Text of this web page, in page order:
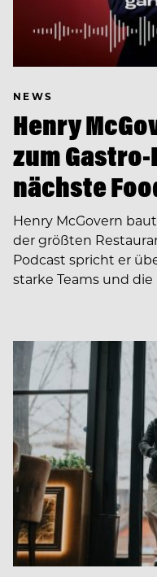
NEWS
Henry
zum
nächste
Henry McGovern
der größten
Podcast spricht er
starke Teams und